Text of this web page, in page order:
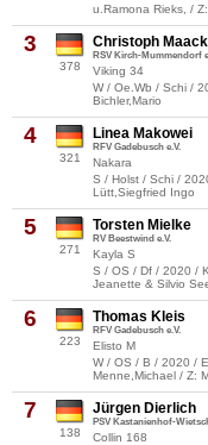
u.Ramona Rieks, /
3
378
Christoph Maack
RSV Kirch-Mummendorf
Viking 34
W / Oe.Wb / Schi /
Bichler,Mario
4
321
Linea Makowei
RFV Gadebusch e.V.
Nakara
S / Holst / Schi /
Lütt,Siegfried Ingo
5
271
Torsten Mielke
RV Beestwind e.V.
Kayla S
S / OS / Df / 2020 /
Jeanette & Silvio
6
223
Thomas Kleis
RFV Gadebusch e.V.
Elisto M
W / OS / B / 2020 /
Menne,Michael / Z:
7
138
Jürgen Dierlich
PSV Kastanienhof-
Collin 168